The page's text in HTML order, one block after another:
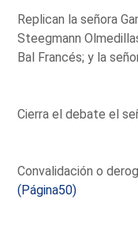
Replican la señora
Steegmann
Bal Francés; y la
Cierra el debate el
Convalidación o
(Página50)